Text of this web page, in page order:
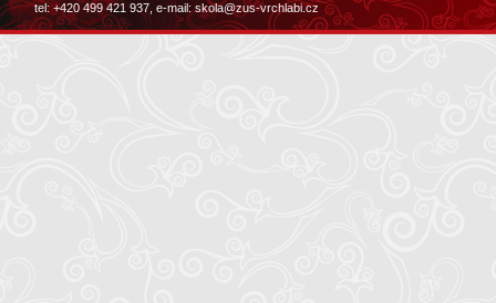
tel: +420 499 421 937, e-mail:skola@zus-vrchlabi.cz